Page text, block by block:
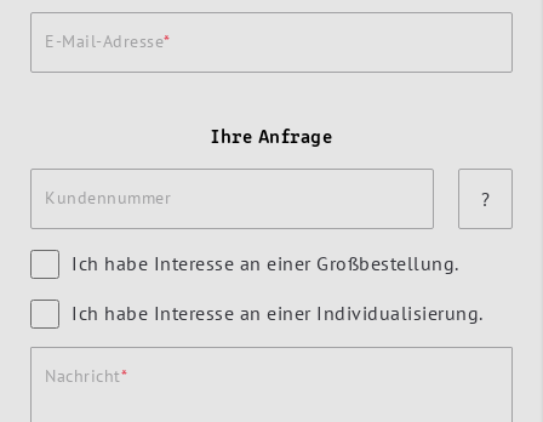
E-Mail-Adresse
Ihre Anfrage
Kundennummer ?
Ich habe Interesse an einer Großbestellung.
Ich habe Interesse an einer Individualisierung.
Nachricht